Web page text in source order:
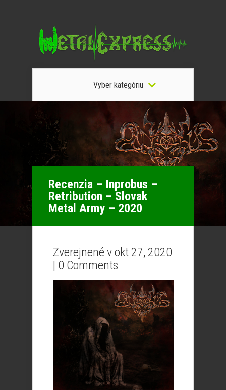
Vyber kategóriu
Recenzia – Inprobus –
Retribution – Slovak
Metal Army – 2020
Zverejnené v okt 27, 2020
| 0 Comments